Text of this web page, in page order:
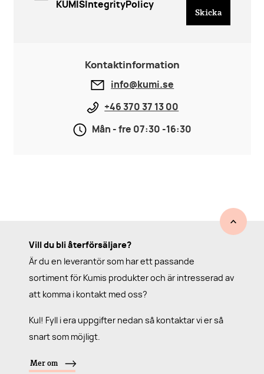
KUMISIntegrityPolicy
Skicka
Kontaktinformation
info@kumi.se
+46 370 37 13 00
Mån - fre 07:30 -16:30
Vill du bli återförsäljare?
Är du en leverantör som har ett passande
sortiment för Kumis produkter och är intresserad av
att komma i kontakt med oss?
Kul! Fyll i era uppgifter nedan så kontaktar vi er så
snart som möjligt.
Mer om